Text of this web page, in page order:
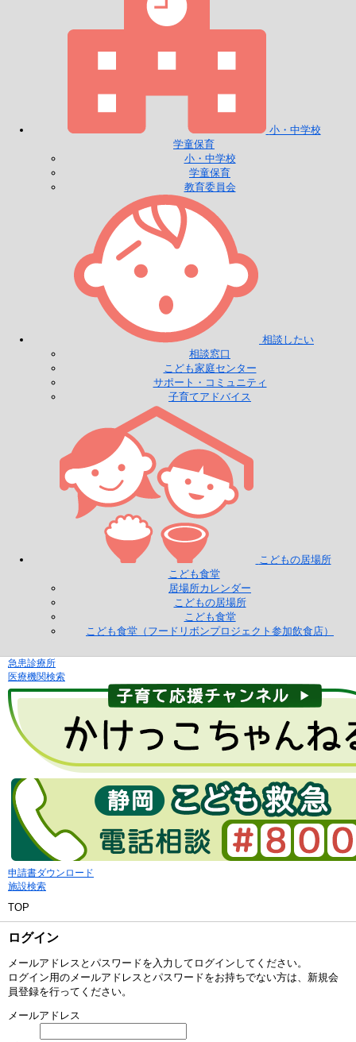
小・中学校
学童保育
小・中学校
学童保育
教育委員会
相談したい
相談窓口
こども家庭センター
サポート・コミュニティ
子育てアドバイス
こどもの居場所
こども食堂
居場所カレンダー
こどもの居場所
こども食堂
こども食堂（フードリボンプロジェクト参加飲食店）
急患診療所
医療機関検索
申請書ダウンロード
施設検索
TOP
ログイン
メールアドレスとパスワードを入力してログインしてください。
ログイン用のメールアドレスとパスワードをお持ちでない方は、新規会
員登録を行ってください。
メールアドレス